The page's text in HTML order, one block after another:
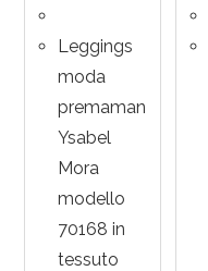
Leggings
moda
premaman
Ysabel
Mora
modello
70168 in
tessuto